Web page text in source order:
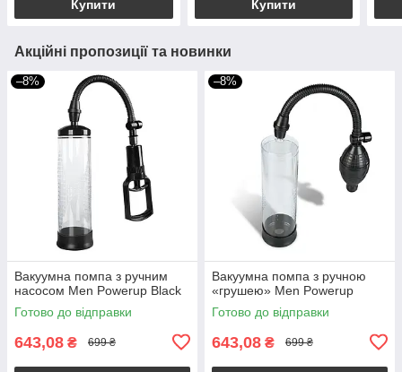
Купити Купити
Акційні пропозиції та новинки
–8%
Вакуумна помпа з ручним
насосом Men Powerup Black
Готово до відправки
643,08 ₴ 699 ₴
–8%
Вакуумна помпа з ручною
«грушею» Men Powerup
Готово до відправки
643,08 ₴ 699 ₴